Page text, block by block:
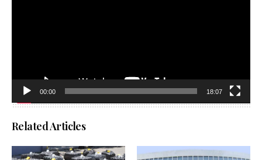
00:00 18:07
Related Articles